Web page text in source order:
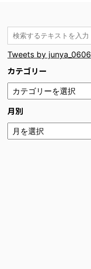
Tweets by junya_0606
カテゴリー
月別